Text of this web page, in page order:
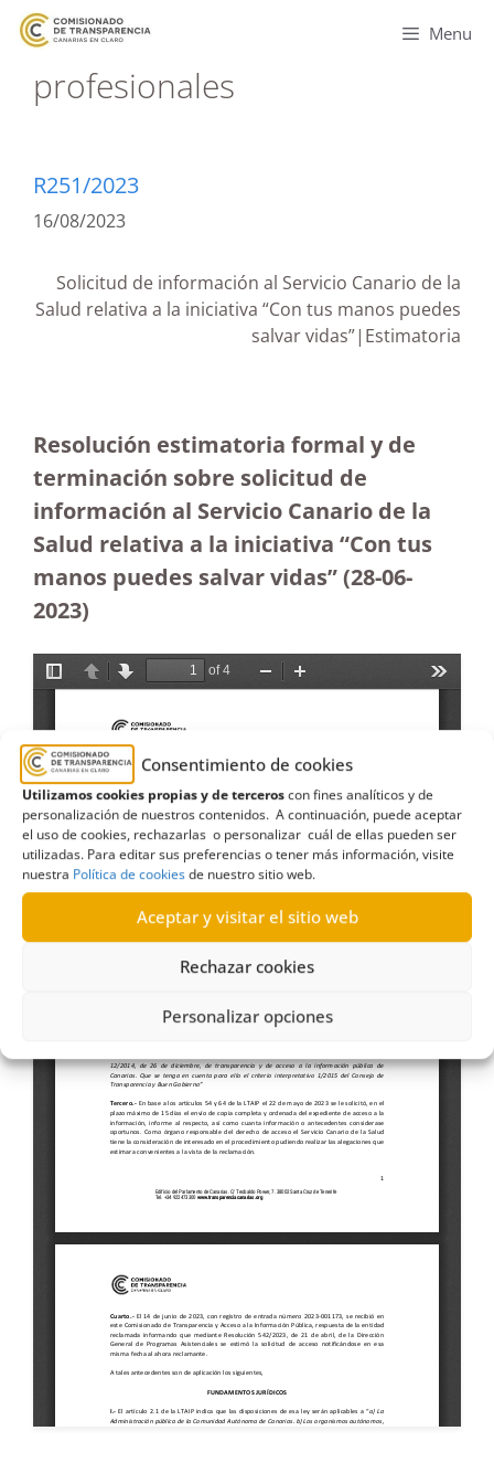
Consentimiento de cookies
Utilizamos cookies propias y de terceroscon fines analíticos y de
personalización de nuestros contenidos. A continuación, puede aceptar
el uso de cookies, rechazarlas o personalizar cuál de ellas pueden ser
utilizadas. Para editar sus preferencias o tener más información, visite
nuestra Política de cookiesde nuestro sitio web.
Aceptar y visitar el sitio web
Rechazar cookies
Personalizar opciones
Menu
profesionales
R251/2023
16/08/2023
Solicitud de información al Servicio Canario de la
Salud relativa a la iniciativa “Con tus manos puedes
salvar vidas”|Estimatoria
Resolución estimatoria formal y de
terminación sobre solicitud de
información al Servicio Canario de la
Salud relativa a la iniciativa “Con tus
manos puedes salvar vidas” (28-06-
2023)